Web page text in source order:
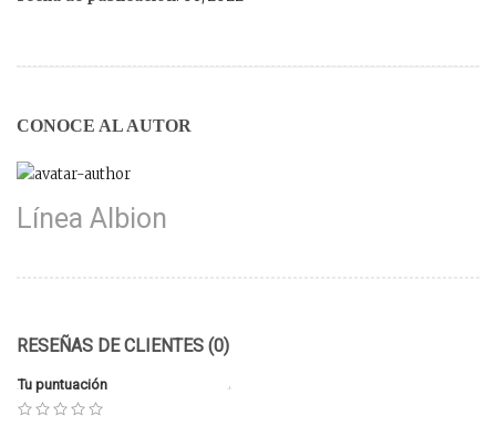
CONOCE AL AUTOR
Línea Albion
RESEÑAS DE CLIENTES (0)
Tu puntuación